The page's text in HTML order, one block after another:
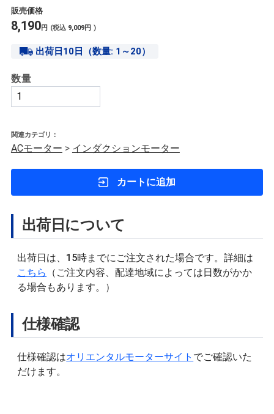
販売価格
8,190円 (税込 9,009円 )
出荷日10日（数量: 1～20）
数量
関連カテゴリ：
ACモーター > インダクションモーター
カートに追加
出荷日について
出荷日は、15時までにご注文された場合です。詳細は
こちら
（ご注文内容、配達地域によっては日数がかか
る場合もあります。）
仕様確認
仕様確認はオリエンタルモーターサイト でご確認いた
だけます。